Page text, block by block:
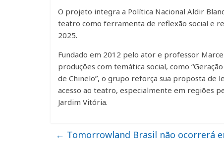
O projeto integra a Política Nacional Aldir
teatro como ferramenta de reflexão social e
2025.
Fundado em 2012 pelo ator e professor
produções com temática social, como “Geração
de Chinelo”, o grupo reforça sua proposta de
acesso ao teatro, especialmente em regiões
Jardim Vitória.
← Tomorrowland Brasil não ocorrerá